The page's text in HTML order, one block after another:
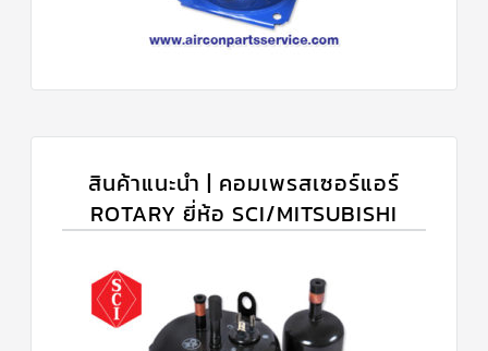
สินค้าแนะนำ | คอมเพรสเซอร์แอร์
ROTARY ยี่ห้อ SCI/MITSUBISHI